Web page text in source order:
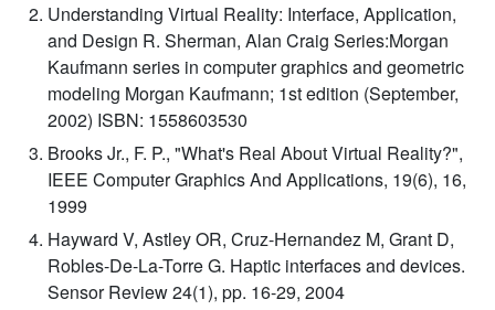
Understanding Virtual Reality: Interface, Application,
and Design R. Sherman, Alan Craig Series:Morgan
Kaufmann series in computer graphics and geometric
modeling Morgan Kaufmann; 1st edition (September,
2002) ISBN: 1558603530
Brooks Jr., F. P., "What's Real About Virtual Reality?",
IEEE Computer Graphics And Applications, 19(6), 16,
1999
Hayward V, Astley OR, Cruz-Hernandez M, Grant D,
Robles-De-La-Torre G. Haptic interfaces and devices.
Sensor Review 24(1), pp. 16-29, 2004